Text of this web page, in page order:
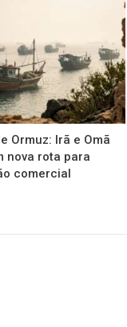
Ormuz: Irã e Omã
nova rota para
comercial